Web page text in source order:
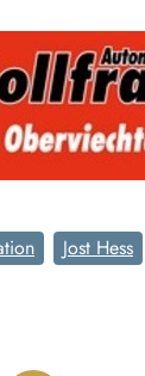
Jost Hess